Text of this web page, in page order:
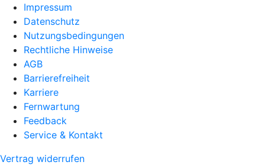
Impressum
Datenschutz
Nutzungsbedingungen
Rechtliche Hinweise
AGB
Barrierefreiheit
Karriere
Fernwartung
Feedback
Service & Kontakt
Vertrag widerrufen